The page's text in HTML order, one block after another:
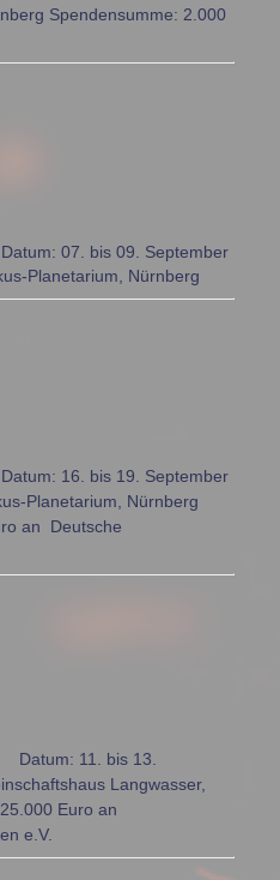
Spendensumme: 2.000
Datum: 07. bis 09. September
Planetarium, Nürnberg
Datum: 16. bis 19. September
Planetarium, Nürnberg
an Deutsche
Datum: 11. bis 13.
Langwasser,
Euro an
e.V.